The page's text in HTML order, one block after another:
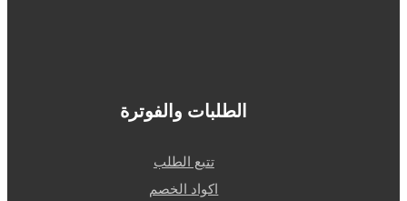
الطلبات والفوترة
تتبع الطلب
اكواد الخصم